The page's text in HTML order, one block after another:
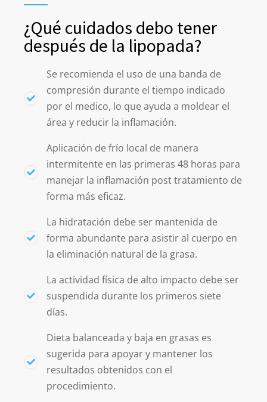
¿Qué cuidados debo tener
después de la lipopada?
Se recomienda el uso de una banda de
compresión durante el tiempo indicado
por el medico, lo que ayuda a moldear el
área y reducir la inflamación.
Aplicación de frío local de manera
intermitente en las primeras 48 horas para
manejar la inflamación post tratamiento de
forma más eficaz.
La hidratación debe ser mantenida de
forma abundante para asistir al cuerpo en
la eliminación natural de la grasa.
La actividad física de alto impacto debe ser
suspendida durante los primeros siete
días.
Dieta balanceada y baja en grasas es
sugerida para apoyar y mantener los
resultados obtenidos con el
procedimiento.